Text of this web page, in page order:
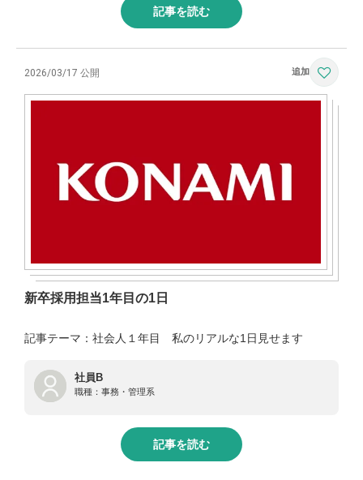
記事を読む
2026/03/17 公開
新卒採用担当1年目の1日
記事テーマ：社会人１年目 私のリアルな1日見せます
社員B
職種： 事務・管理系
記事を読む